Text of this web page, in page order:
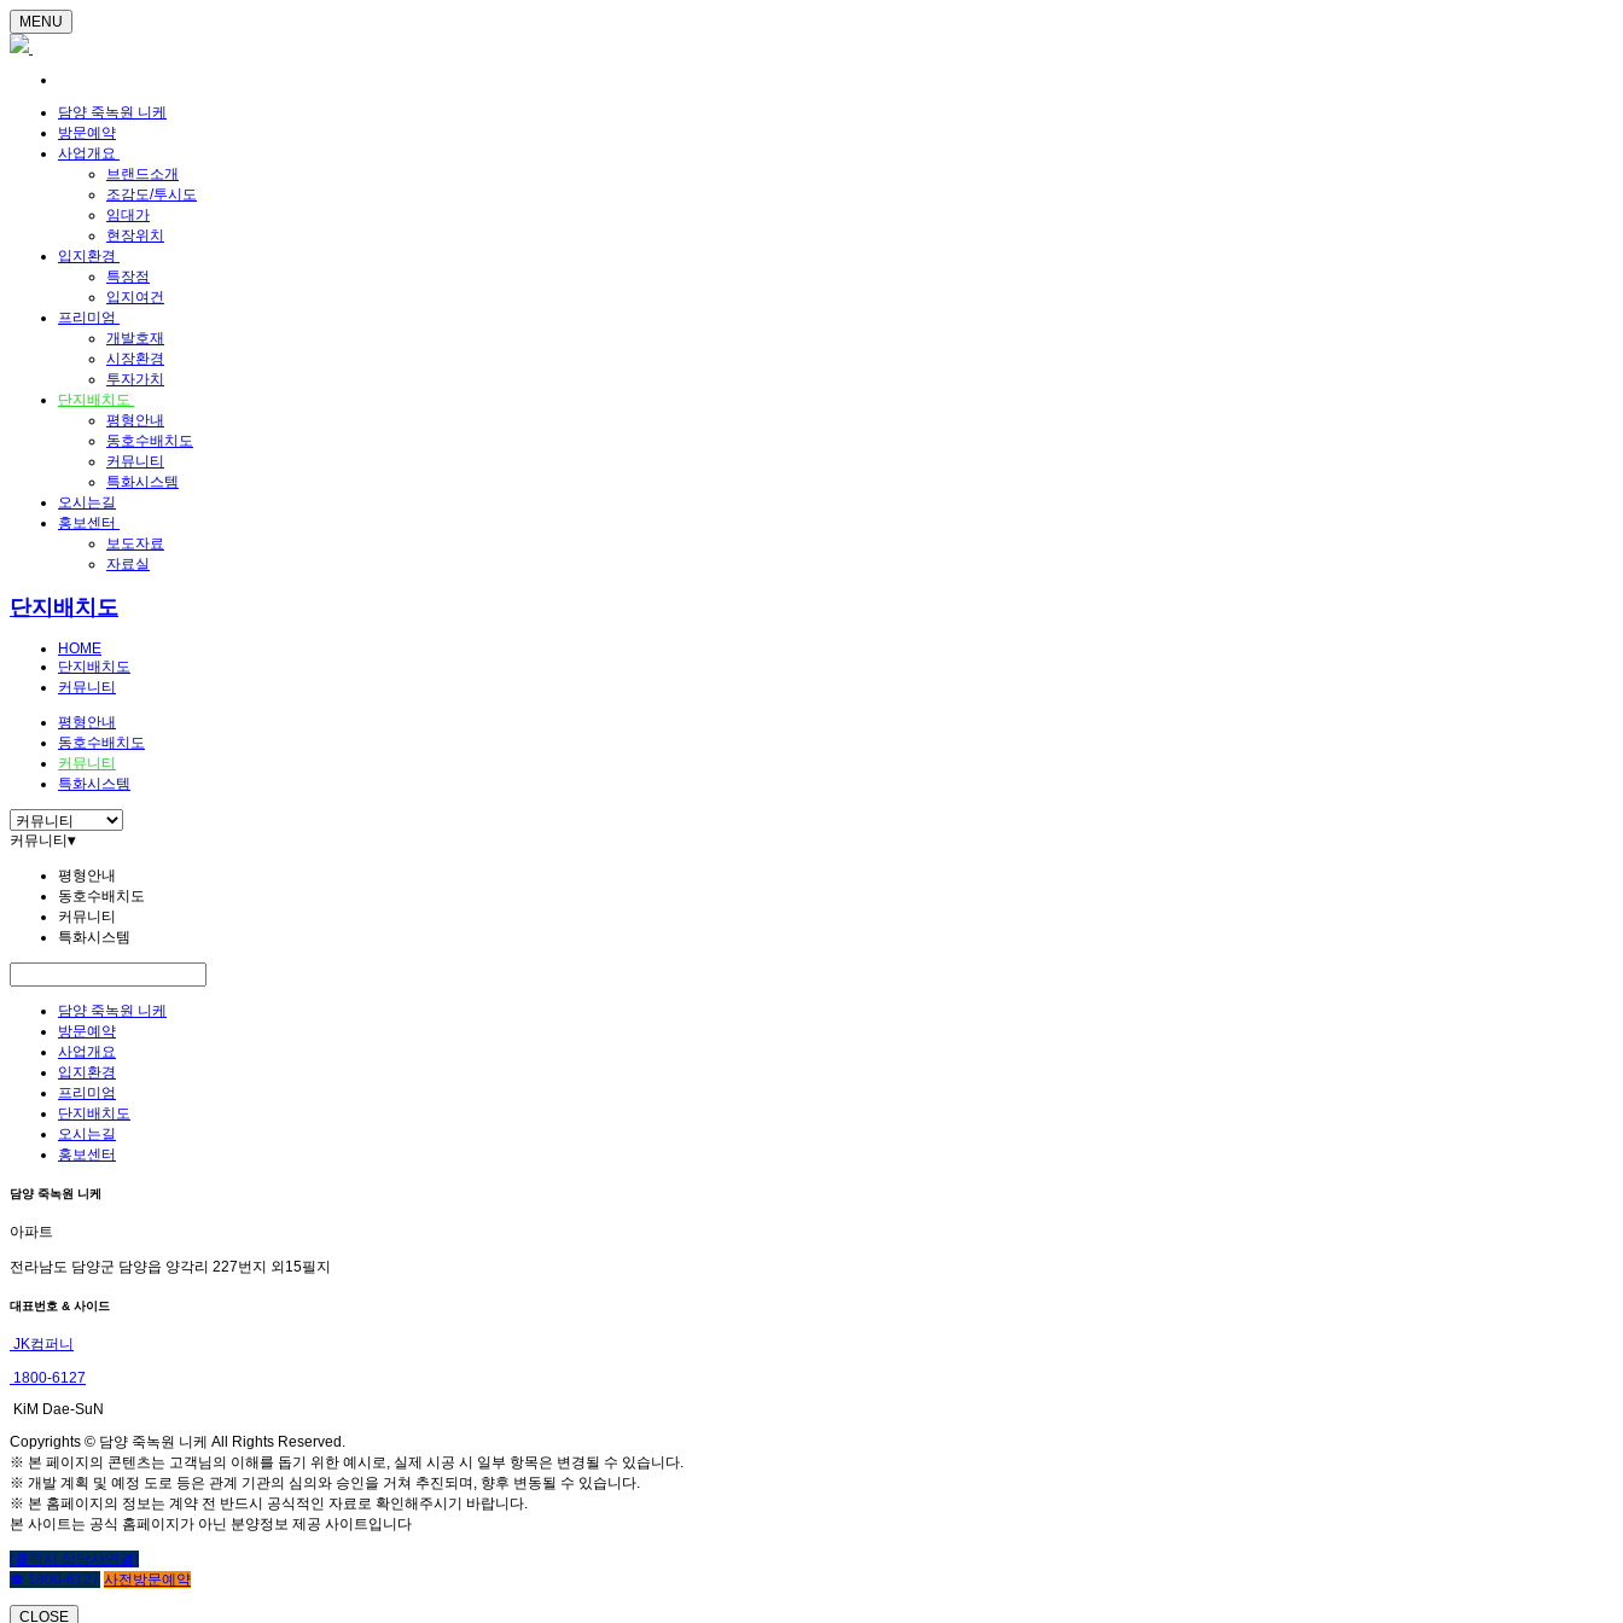
MENU
담양 죽녹원 니케
방문예약
사업개요
브랜드소개
조감도/투시도
임대가
현장위치
입지환경
특장점
입지여건
프리미엄
개발호재
시장환경
투자가치
단지배치도
평형안내
동호수배치도
커뮤니티
특화시스템
오시는길
홍보센터
보도자료
자료실
단지배치도
HOME
단지배치도
커뮤니티
평형안내
동호수배치도
커뮤니티
특화시스템
커뮤니티▾
평형안내
동호수배치도
커뮤니티
특화시스템
담양 죽녹원 니케
방문예약
사업개요
입지환경
프리미엄
단지배치도
오시는길
홍보센터
담양 죽녹원 니케
아파트
전라남도 담양군 담양읍 양각리 227번지 외15필지
대표번호 & 사이드
JK컴퍼니
1800-6127
KiM Dae-SuN
Copyrights © 담양 죽녹원 니케 All Rights Reserved.
※ 본 페이지의 콘텐츠는 고객님의 이해를 돕기 위한 예시로, 실제 시공 시 일부 항목은 변경될 수 있습니다.
※ 개발 계획 및 예정 도로 등은 관계 기관의 심의와 승인을 거쳐 추진되며, 향후 변동될 수 있습니다.
※ 본 홈페이지의 정보는 계약 전 반드시 공식적인 자료로 확인해주시기 바랍니다.
본 사이트는 공식 홈페이지가 아닌 분양정보 제공 사이트입니다
(클릭시 상담사연결)
☎ 1800-6127 사전방문예약
CLOSE